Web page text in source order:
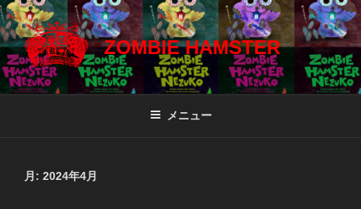
コ
ン
テ
ン
ツ
ZOMBIE HAMSTER
メニュー
月: 2024年4月